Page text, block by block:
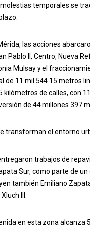
temporales se
las acciones
Pablo II, Centro, Nueva
Mulsay y el
de 11 mil 544.15 metros
kilómetros de calles, con
de 44 millones 397
transforman el entorno
trabajos de
Sur, como parte de un
también Emiliano Zapata
III.
en esta zona alcanza